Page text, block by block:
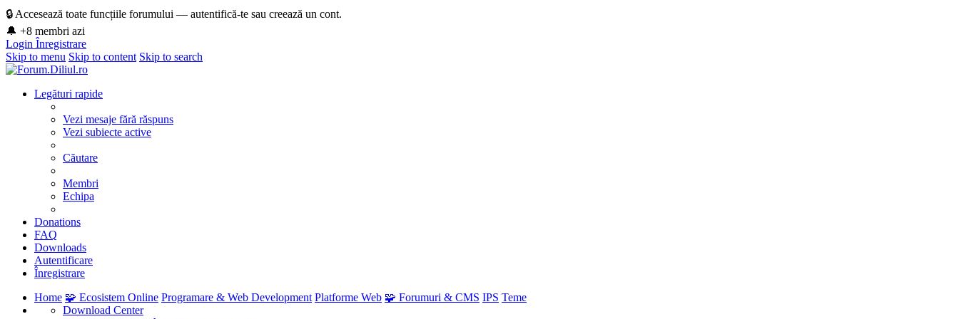
🔒 Accesează toate funcțiile forumului — autentifică-te sau creează un cont.
🔔 +8 membri azi
Login Înregistrare
Skip to menu Skip to content Skip to search
Legături rapide
Vezi mesaje fără răspuns
Vezi subiecte active
Căutare
Membri
Echipa
Donations
FAQ
Downloads
Autentificare
Înregistrare
Home 🧩 Ecosistem Online Programare & Web Development Platforme Web 🧩 Forumuri & CMS IPS Teme
Download Center